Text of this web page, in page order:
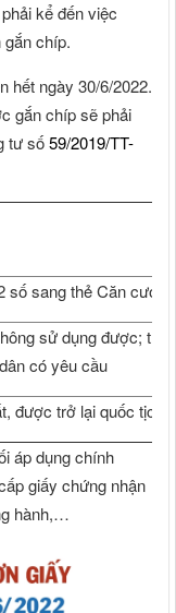
kể đến việc
chíp.
hết ngày 30/6/2022.
gắn chíp sẽ phải
tư số59/2019/TT-
số sang thẻ Căn cước
sử dụng được;
có yêu cầu
được trở lại quốc tịch
áp dụng chính
giấy chứng nhận
hành,…